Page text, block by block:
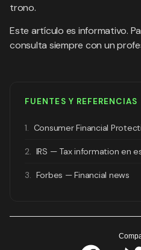
trono.
Este artículo es informativo.
consulta siempre con un
FUENTES Y REFERENCIAS
1. Consumer Financial
2. IRS — Tax information en
3. Forbes — Financial news